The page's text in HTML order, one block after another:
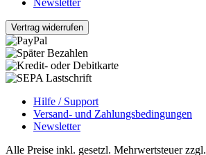
Newsletter
Vertrag widerrufen
Hilfe / Support
Versand- und Zahlungsbedingungen
Newsletter
Alle Preise inkl. gesetzl. Mehrwertsteuer zzgl.